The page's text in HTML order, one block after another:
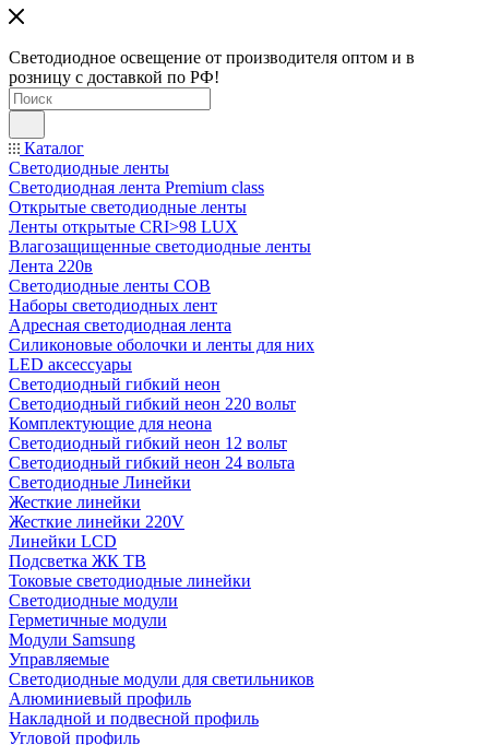
Светодиодное освещение от производителя оптом и в
розницу с доставкой по РФ!
Каталог
Светодиодные ленты
Светодиодная лента Premium class
Открытые светодиодные ленты
Ленты открытые CRI>98 LUX
Влагозащищенные светодиодные ленты
Лента 220в
Светодиодные ленты COB
Наборы светодиодных лент
Адресная светодиодная лента
Силиконовые оболочки и ленты для них
LED аксессуары
Светодиодный гибкий неон
Светодиодный гибкий неон 220 вольт
Комплектующие для неона
Светодиодный гибкий неон 12 вольт
Светодиодный гибкий неон 24 вольта
Светодиодные Линейки
Жесткие линейки
Жесткие линейки 220V
Линейки LCD
Подсветка ЖК ТВ
Токовые светодиодные линейки
Светодиодные модули
Герметичные модули
Модули Samsung
Управляемые
Светодиодные модули для светильников
Алюминиевый профиль
Накладной и подвесной профиль
Угловой профиль